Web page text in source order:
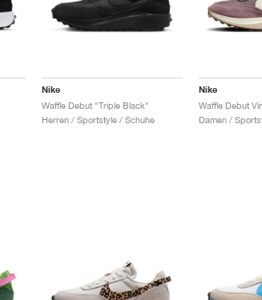
Nike
Waffle Debut "Triple Black"
Herren / Sportstyle / Schuhe
Nike
Damen /